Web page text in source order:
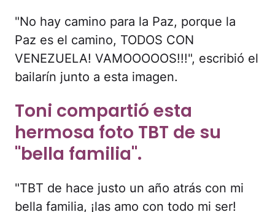
"No hay camino para la Paz, porque la
Paz es el camino, TODOS CON
VENEZUELA! VAMOOOOOS!!!", escribió el
bailarín junto a esta imagen.
Toni compartió esta
hermosa foto TBT de su
"bella familia".
"TBT de hace justo un año atrás con mi
bella familia, ¡las amo con todo mi ser!